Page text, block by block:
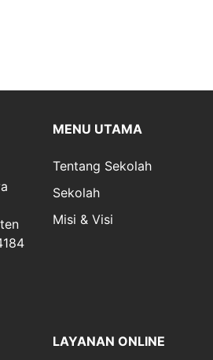
MENU UTAMA
Tentang Sekolah
Sekolah
Misi & Visi
LAYANAN ONLINE